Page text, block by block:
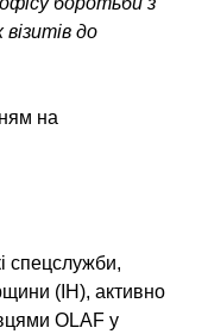
до
на
спецслужби,
(IH), активно
OLAF у